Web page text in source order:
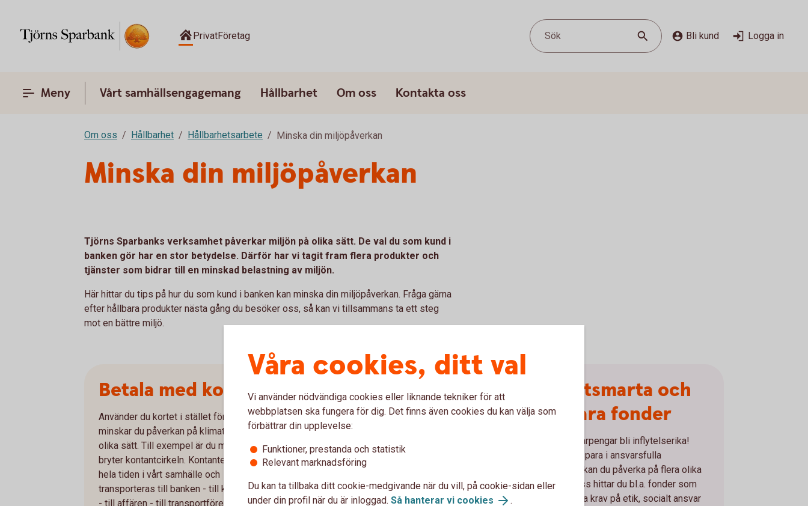
PrivatFöretag Sök Bli kund Logga in
Meny Vårt samhällsengagemang Hållbarhet Om oss Kontakta oss
Om oss Hållbarhet Hållbarhetsarbete Minska din miljöpåverkan
Minska din miljöpåverkan
Tjörns Sparbanks verksamhet påverkar miljön på olika sätt. De val du som kund i
banken gör har en stor betydelse. Därför har vi tagit fram flera produkter och
tjänster som bidrar till en minskad belastning av miljön.
Här hittar du tips på hur du som kund i banken kan minska din miljöpåverkan. Fråga gärna
efter hållbara produkter nästa gång du besöker oss, så kan vi tillsammans ta ett steg
mot en bättre miljö.
Betala med kort
Använder du kortet i stället för kontanter
minskar du påverkan på klimatet på flera
olika sätt. Till exempel är du med och
bryter kontantcirkeln. Kontanter cirkulerar
hela tiden i vårt samhälle och
transporteras till banken - till konsument
- till affären - till transportföretaget -
Internetbanken
med betaltjänst
pappersfakturor, pappersgiro och
kontoutdrag och vardagsärenden sköts
elektroniskt, vilket minskar
pappersförbrukning och transporter.
Klimatsmarta och
hållbara fonder
Låt dina sparpengar bli inflytelserika!
Genom att spara i ansvarsfulla
placeringar kan du påverka på flera olika
sätt. Hos oss hittar du bl.a. fonder som
har särskilda krav på etik, socialt ansvar
Våra cookies, ditt val
Vi använder nödvändiga cookies eller liknande tekniker för att
webbplatsen ska fungera för dig. Det finns även cookies du kan välja som
förbättrar din upplevelse:
Funktioner, prestanda och statistik
Relevant marknadsföring
Du kan ta tillbaka ditt cookie-medgivande när du vill, på cookie-sidan eller
under din profil när du är inloggad. Så hanterar vi cookies .